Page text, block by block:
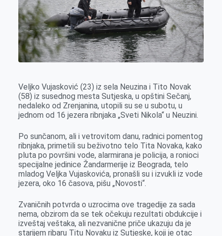
k
e
r
n
p
Veljko Vujasković (23) iz sela Neuzina i Tito Novak
(58) iz susednog mesta Sutjeska, u opštini Sečanj,
nedaleko od Zrenjanina, utopili su se u subotu, u
jednom od 16 jezera ribnjaka „Sveti Nikola“ u Neuzini.
Po sunčanom, ali i vetrovitom danu, radnici pomentog
ribnjaka, primetili su beživotno telo Tita Novaka, kako
pluta po površini vode, alarmirana je policija, a ronioci
specijalne jedinice Žandarmerije iz Beograda, telo
mladog Veljka Vujaskovića, pronašli su i izvukli iz vode
jezera, oko 16 časova, pišu „Novosti“.
Zvaničnih potvrda o uzrocima ove tragedije za sada
nema, obzirom da se tek očekuju rezultati obdukcije i
izveštaj veštaka, ali nezvanične priče ukazuju da je
starijem ribaru Titu Novaku iz Sutjeske, koji je otac